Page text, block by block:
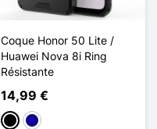
Coque Honor 50 Lite /
Huawei Nova 8i Ring
Résistante
14,99 €
NegroAzul oscuro